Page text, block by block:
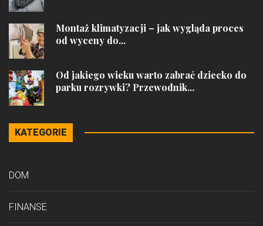
Montaż klimatyzacji – jak wygląda proces
od wyceny do...
Od jakiego wieku warto zabrać dziecko do
parku rozrywki? Przewodnik...
KATEGORIE
DOM
FINANSE